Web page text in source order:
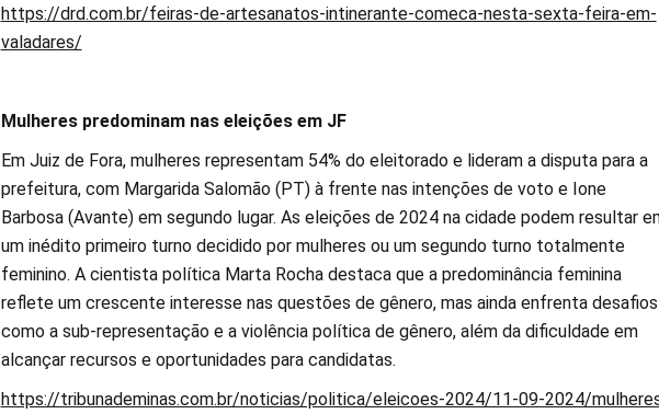
https://drd.com.br/feiras-de-artesanatos-intinerante-comeca-nesta-sexta-feira-em-
valadares/
Mulheres predominam nas eleições em JF
Em Juiz de Fora, mulheres representam 54% do eleitorado e lideram a disputa para a
prefeitura, com Margarida Salomão (PT) à frente nas intenções de voto e Ione
Barbosa (Avante) em segundo lugar. As eleições de 2024 na cidade podem resultar
um inédito primeiro turno decidido por mulheres ou um segundo turno totalmente
feminino. A cientista política Marta Rocha destaca que a predominância feminina
reflete um crescente interesse nas questões de gênero, mas ainda enfrenta desafios
como a sub-representação e a violência política de gênero, além da dificuldade em
alcançar recursos e oportunidades para candidatas.
https://tribunademinas.com.br/noticias/politica/eleicoes-2024/11-09-2024/